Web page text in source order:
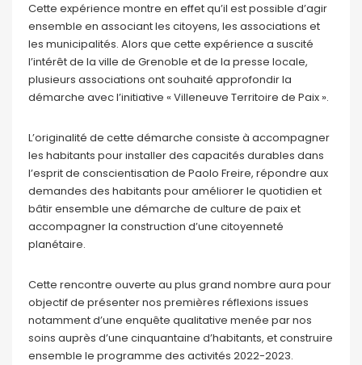
Cette expérience montre en effet qu’il est possible d’agir
ensemble en associant les citoyens, les associations et
les municipalités. Alors que cette expérience a suscité
l’intérêt de la ville de Grenoble et de la presse locale,
plusieurs associations ont souhaité approfondir la
démarche avec l’initiative « Villeneuve Territoire de Paix ».
L’originalité de cette démarche consiste à accompagner
les habitants pour installer des capacités durables dans
l’esprit de conscientisation de Paolo Freire, répondre aux
demandes des habitants pour améliorer le quotidien et
bâtir ensemble une démarche de culture de paix et
accompagner la construction d’une citoyenneté
planétaire.
Cette rencontre ouverte au plus grand nombre aura pour
objectif de présenter nos premières réflexions issues
notamment d’une enquête qualitative menée par nos
soins auprès d’une cinquantaine d’habitants, et construire
ensemble le programme des activités 2022-2023.